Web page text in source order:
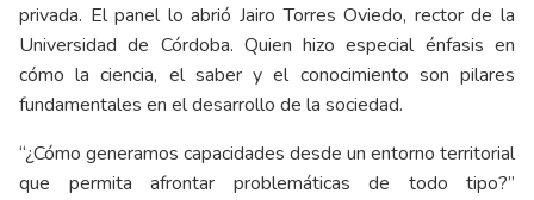
privada. El panel lo abrió Jairo Torres Oviedo, rector de la
Universidad de Córdoba. Quien hizo especial énfasis en
cómo la ciencia, el saber y el conocimiento son pilares
fundamentales en el desarrollo de la sociedad.
“¿Cómo generamos capacidades desde un entorno territorial
que permita afrontar problemáticas de todo tipo?”